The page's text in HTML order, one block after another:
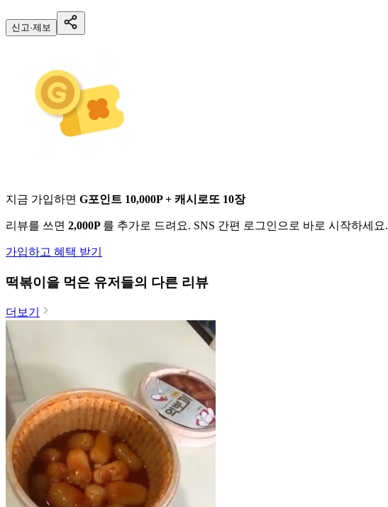
신고·제보
지금 가입하면 G포인트 10,000P + 캐시로또 10장
리뷰를 쓰면 2,000P 를 추가로 드려요. SNS 간편 로그인으로 바로 시작하세요.
가입하고 혜택 받기
떡볶이 을 먹은 유저들의 다른 리뷰
더보기